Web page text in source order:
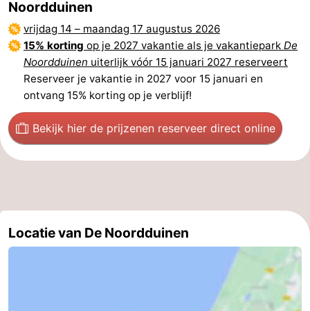
Noordduinen
vrijdag 14 – maandag 17 augustus 2026
15% korting op je 2027 vakantie als je vakantiepark De
Noordduinen uiterlijk vóór 15 januari 2027 reserveert
Reserveer je vakantie in 2027 voor 15 januari en
ontvang 15% korting op je verblijf!
Bekijk hier de prijzenen reserveer direct online
Locatie van De Noordduinen